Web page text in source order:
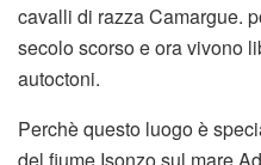
cavalli di razza Camargue.
secolo scorso e ora vivono
autoctoni.
Perchè questo luogo è
del fiume Isonzo sul mare